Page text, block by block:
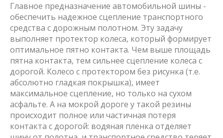
Главное предназначение автомобильной шины -
обеспечить надежное сцепление транспортного
средства с дорожным полотном. Эту задачу
выполняет протектор колеса, который формирует
оптимальное пятно контакта. Чем выше площадь
пятна контакта, тем сильнее сцепление колеса с
дорогой. Колесо с протектором без рисунка (т.е.
абсолютно гладкая покрышка), имеет
максимальное сцепление, но только на сухом
асфальте. А на мокрой дороге у такой резины
происходит полное или частичная потеря
контакта с дорогой: водяная пленка отделяет